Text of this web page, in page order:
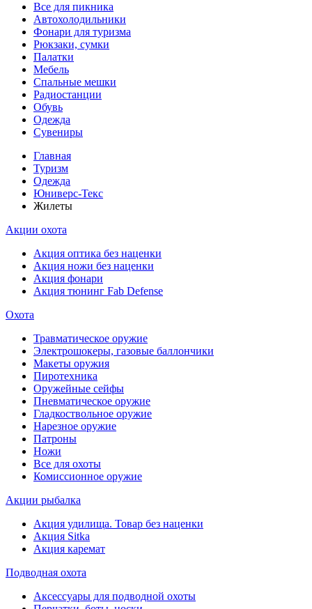
Все для пикника
Автохолодильники
Фонари для туризма
Рюкзаки, сумки
Палатки
Мебель
Спальные мешки
Радиостанции
Обувь
Одежда
Сувениры
Главная
Туризм
Одежда
Юниверс-Текс
Жилеты
Акции охота
Акция оптика без наценки
Акция ножи без наценки
Акция фонари
Акция тюнинг Fab Defense
Охота
Травматическое оружие
Электрошокеры, газовые баллончики
Макеты оружия
Пиротехника
Оружейные сейфы
Пневматическое оружие
Гладкоствольное оружие
Нарезное оружие
Патроны
Ножи
Все для охоты
Комиссионное оружие
Акции рыбалка
Акция удилища. Товар без наценки
Акция Sitka
Акция каремат
Подводная охота
Аксессуары для подводной охоты